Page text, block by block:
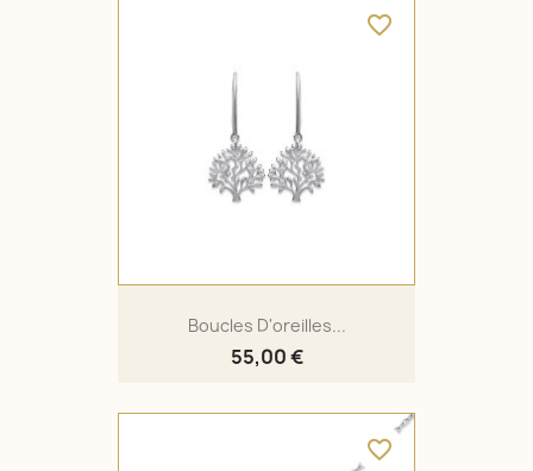
Boucles D'oreilles...
55,00 €
favorite_border
favorite_border